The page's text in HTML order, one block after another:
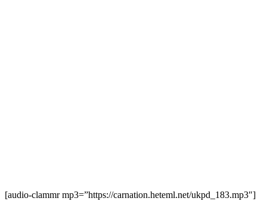
[audio-clammr mp3=”https://carnation.heteml.net/ukpd_183.mp3″]